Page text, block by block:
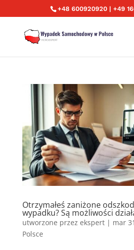
+48 600920920 | +49
Otrzymałeś zaniżone
wypadku? Są możliwości
utworzone przez ekspert| mar
Polsce